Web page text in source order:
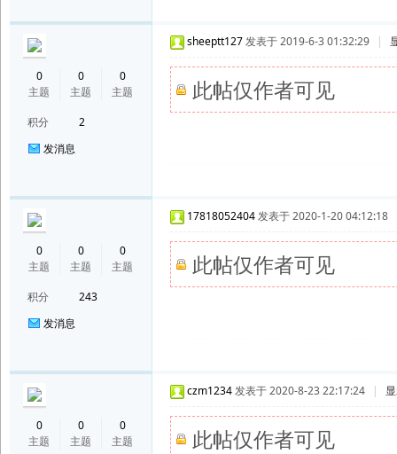
0
主题
0
主题
0
主题
积分
2
发消息
sheeptt127发表于 2019-6-3 01:32:29 |
此帖仅作者可见
0
主题
0
主题
0
主题
积分
243
发消息
17818052404发表于 2020-1-20 04:12:18
此帖仅作者可见
0
主题
0
主题
0
主题
czm1234发表于 2020-8-23 22:17:24 |
此帖仅作者可见